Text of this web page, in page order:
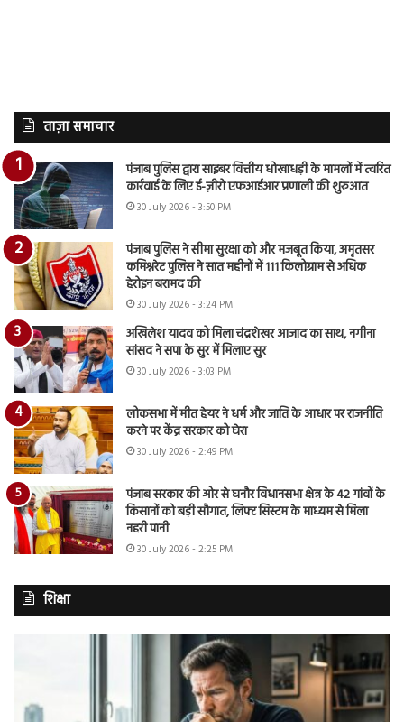
ताज़ा समाचार
पंजाब पुलिस द्वारा साइबर वित्तीय धोखाधड़ी के मामलों में त्वरित
कार्रवाई के लिए ई-ज़ीरो एफआईआर प्रणाली की शुरुआत
30 July 2026 - 3:50 PM
पंजाब पुलिस ने सीमा सुरक्षा को और मजबूत किया, अमृतसर
कमिश्नरेट पुलिस ने सात महीनों में 111 किलोग्राम से अधिक
हेरोइन बरामद की
30 July 2026 - 3:24 PM
अखिलेश यादव को मिला चंद्रशेखर आजाद का साथ, नगीना
सांसद ने सपा के सुर में मिलाए सुर
30 July 2026 - 3:03 PM
लोकसभा में मीत हेयर ने धर्म और जाति के आधार पर राजनीति
करने पर केंद्र सरकार को घेरा
30 July 2026 - 2:49 PM
पंजाब सरकार की ओर से घनौर विधानसभा क्षेत्र के 42 गांवों के
किसानों को बड़ी सौगात, लिफ्ट सिस्टम के माध्यम से मिला
नहरी पानी
30 July 2026 - 2:25 PM
शिक्षा